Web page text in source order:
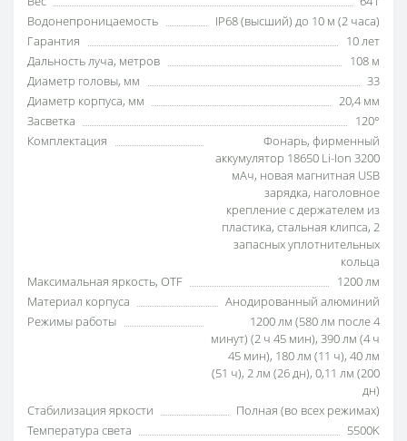
Водонепроницаемость
IP68 (высший) до 10 м (2 часа)
Гарантия
10 лет
Дальность луча, метров
108 м
Диаметр головы, мм
33
Диаметр корпуса, мм
20,4 мм
Засветка
120°
Комплектация
Фонарь, фирменный
аккумулятор 18650 Li-Ion 3200
мАч, новая магнитная USB
зарядка, наголовное
крепление с держателем из
пластика, стальная клипса, 2
запасных уплотнительных
кольца
Максимальная яркость, OTF
1200 лм
Материал корпуса
Анодированный алюминий
Режимы работы
1200 лм (580 лм после 4
минут) (2 ч 45 мин), 390 лм (4 ч
45 мин), 180 лм (11 ч), 40 лм
(51 ч), 2 лм (26 дн), 0,11 лм (200
дн)
Стабилизация яркости
Полная (во всех режимах)
Температура света
5500K